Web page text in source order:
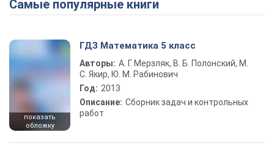
Самые популярные книги
показать
обложку
ГДЗ Математика 5 класс
Авторы: А. Г. Мерзляк, В. Б. Полонский, М.
С. Якир, Ю. М. Рабинович
Год: 2013
Описание: Сборник задач и контрольных
работ